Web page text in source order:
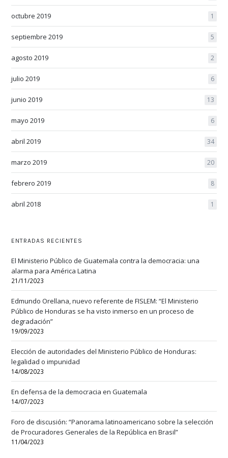
octubre 2019 1
septiembre 2019 5
agosto 2019 2
julio 2019 6
junio 2019 13
mayo 2019 6
abril 2019 34
marzo 2019 20
febrero 2019 8
abril 2018 1
ENTRADAS RECIENTES
El Ministerio Público de Guatemala contra la democracia: una
alarma para América Latina
21/11/2023
Edmundo Orellana, nuevo referente de FISLEM: “El Ministerio
Público de Honduras se ha visto inmerso en un proceso de
degradación”
19/09/2023
Elección de autoridades del Ministerio Público de Honduras:
legalidad o impunidad
14/08/2023
En defensa de la democracia en Guatemala
14/07/2023
Foro de discusión: “Panorama latinoamericano sobre la selección
de Procuradores Generales de la República en Brasil”
11/04/2023